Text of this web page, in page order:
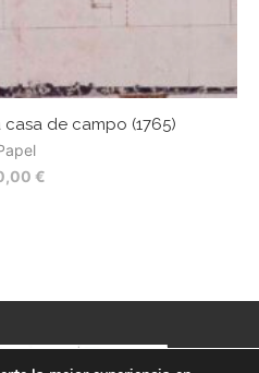
de campo (1765)
€